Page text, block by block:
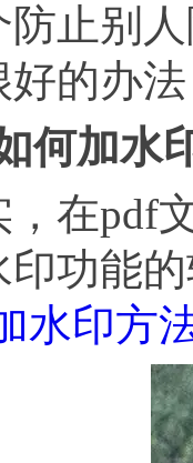
防止别
好的办
何加水
pdf文
印功能
水印方